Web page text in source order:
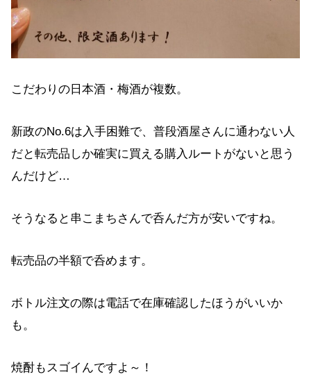
こだわりの日本酒・梅酒が複数。
新政のNo.6は入手困難で、普段酒屋さんに通わない人
だと転売品しか確実に買える購入ルートがないと思う
んだけど…
そうなると串こまちさんで呑んだ方が安いですね。
転売品の半額で呑めます。
ボトル注文の際は電話で在庫確認したほうがいいか
も。
焼酎もスゴイんですよ～！